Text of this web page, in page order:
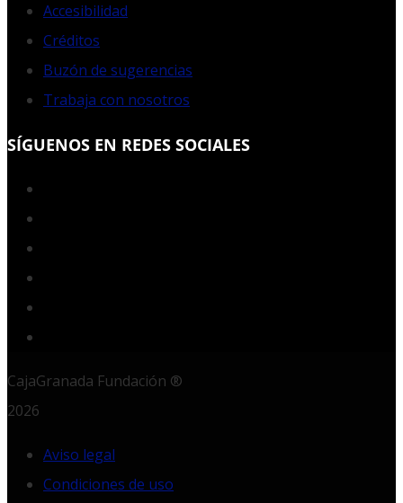
Accesibilidad
Créditos
Buzón de sugerencias
Trabaja con nosotros
SÍGUENOS EN REDES SOCIALES
CajaGranada Fundación ®
2026
Aviso legal
Condiciones de uso